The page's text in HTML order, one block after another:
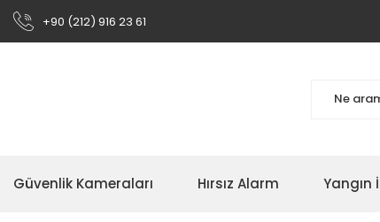
+90 (212) 916 23 61
Güvenlik Kameraları Hırsız Alarm Yangın